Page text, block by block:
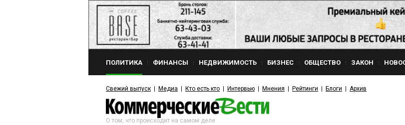
ПОЛИТИКА ФИНАНСЫ НЕДВИЖИМОСТЬ БИЗНЕС ОБЩЕСТВО ЗАКОН
Свежий выпуск Медиа Кто есть кто Интервью Мнения Рейтинги Блоги Архив
О том, что происходит на самом деле